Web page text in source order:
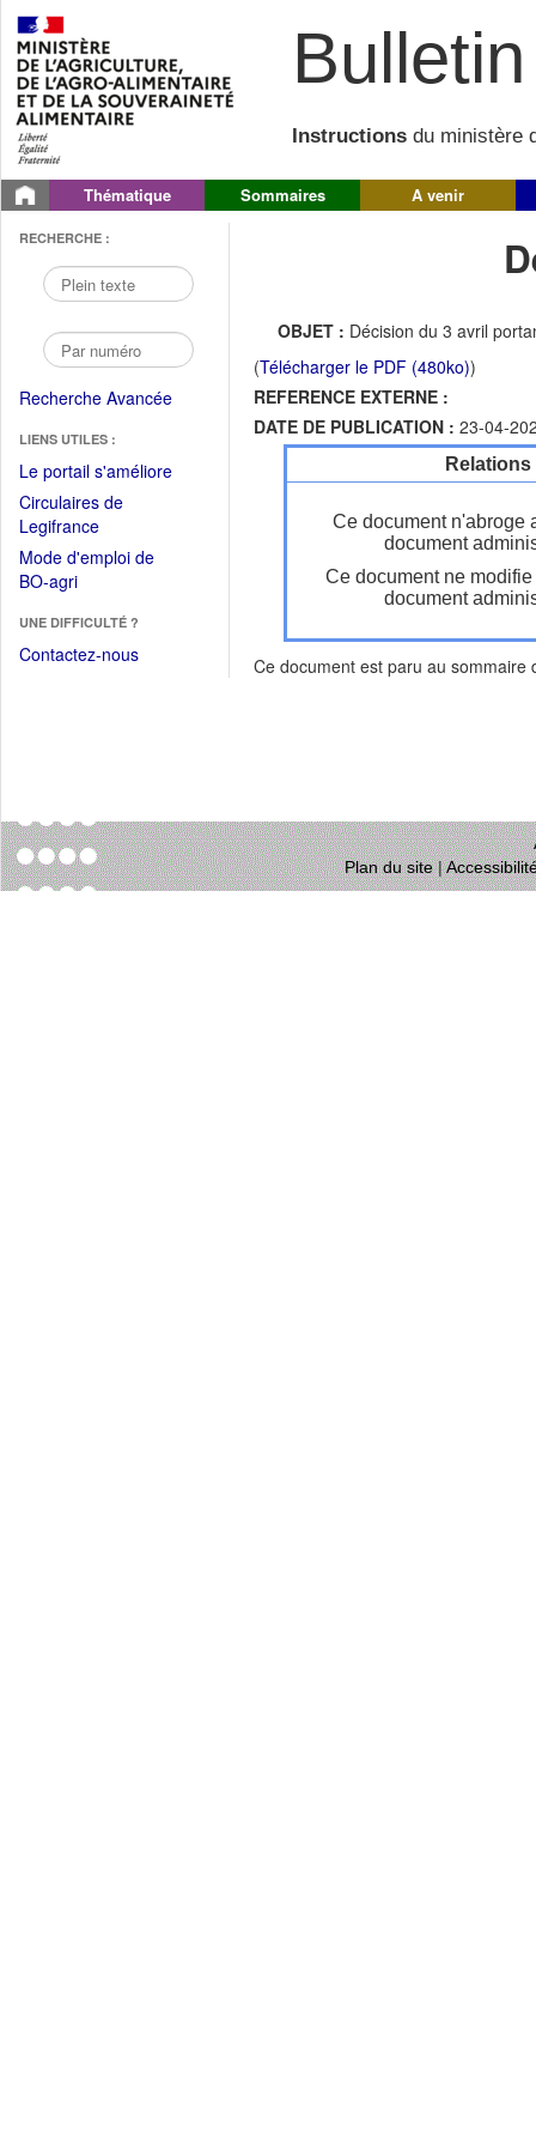
Instructions du ministère
Thématique Sommaires A venir
RECHERCHE :
Recherche Avancée
LIENS UTILES :
Le portail s'améliore(Fichier
Circulaires de
Legifrance(Ouvrir
dans
une
fenêtre)
Mode d'emploi de
BO-agri(Ouvrir
une
nouvelle
UNE DIFFICULTÉ ?
Contactez-nous
OBJET : Décision du 3 avril
(Télécharger le PDF (480ko))
REFERENCE EXTERNE :
DATE DE PUBLICATION : 23-04-
Ce document n'abroge
document
Ce document ne
document
Ce document est paru au sommaire
Plan du site|